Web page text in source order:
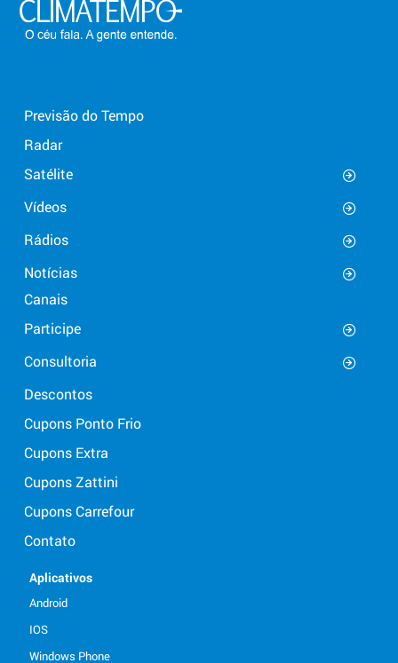
Previsão do Tempo
Radar
Satélite
Vídeos
Rádios
Notícias
Canais
Participe
Consultoria
Descontos
Cupons Ponto Frio
Cupons Extra
Cupons Zattini
Cupons Carrefour
Contato
Aplicativos
Android
IOS
Windows Phone